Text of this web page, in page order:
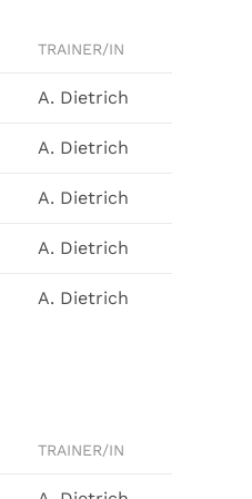
TRAINER/IN
A. Dietrich
A. Dietrich
A. Dietrich
A. Dietrich
A. Dietrich
TRAINER/IN